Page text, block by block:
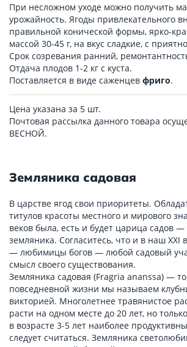
При несложном уходе можно получить
урожайность. Ягоды привлекательного
правильной конической формы, ярко-
массой 30-45 г, на вкус сладкие, с
Срок созревания ранний,
Отдача плодов 1-2 кг с куста.
Поставляется в виде саженцев фриго.
Цена указана за 5 шт.
Почтовая рассылка данного товара
ВЕСНОЙ.
Земляника садовая
В царстве ягод свои приоритеты.
титулов красоты местного и мирового
веков была, есть и будет царица садов
земляника. Согласитесь, что и в наш XXI
— любимицы богов — любой садовый
смысл своего существования.
Земляника садовая (Fragria ananssa) —
повседневной жизни мы называем
викторией. Многолетнее травянистое
расти на одном месте до 20 лет, но
в возрасте 3-5 лет наиболее
следует считаться. Земляника